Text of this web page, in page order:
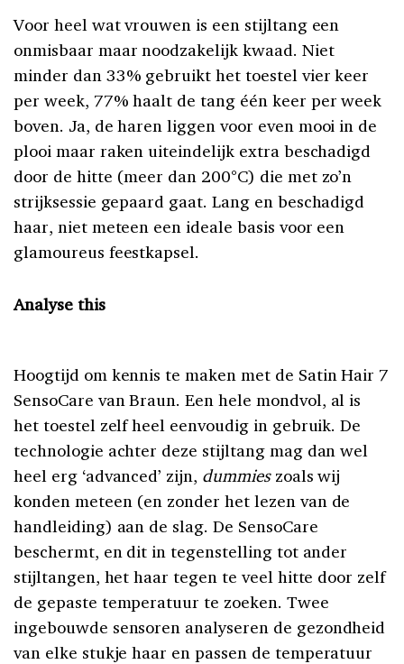
Voor heel wat vrouwen is een stijltang een
onmisbaar maar noodzakelijk kwaad. Niet
minder dan 33% gebruikt het toestel vier keer
per week, 77% haalt de tang één keer per week
boven. Ja, de haren liggen voor even mooi in de
plooi maar raken uiteindelijk extra beschadigd
door de hitte (meer dan 200°C) die met zo’n
strijksessie gepaard gaat. Lang en beschadigd
haar, niet meteen een ideale basis voor een
glamoureus feestkapsel.
Analyse this
Hoogtijd om kennis te maken met de Satin Hair 7
SensoCare van Braun. Een hele mondvol, al is
het toestel zelf heel eenvoudig in gebruik. De
technologie achter deze stijltang mag dan wel
heel erg ‘advanced’ zijn, dummieszoals wij
konden meteen (en zonder het lezen van de
handleiding) aan de slag. De SensoCare
beschermt, en dit in tegenstelling tot ander
stijltangen, het haar tegen te veel hitte door zelf
de gepaste temperatuur te zoeken. Twee
ingebouwde sensoren analyseren de gezondheid
van elke stukje haar en passen de temperatuur